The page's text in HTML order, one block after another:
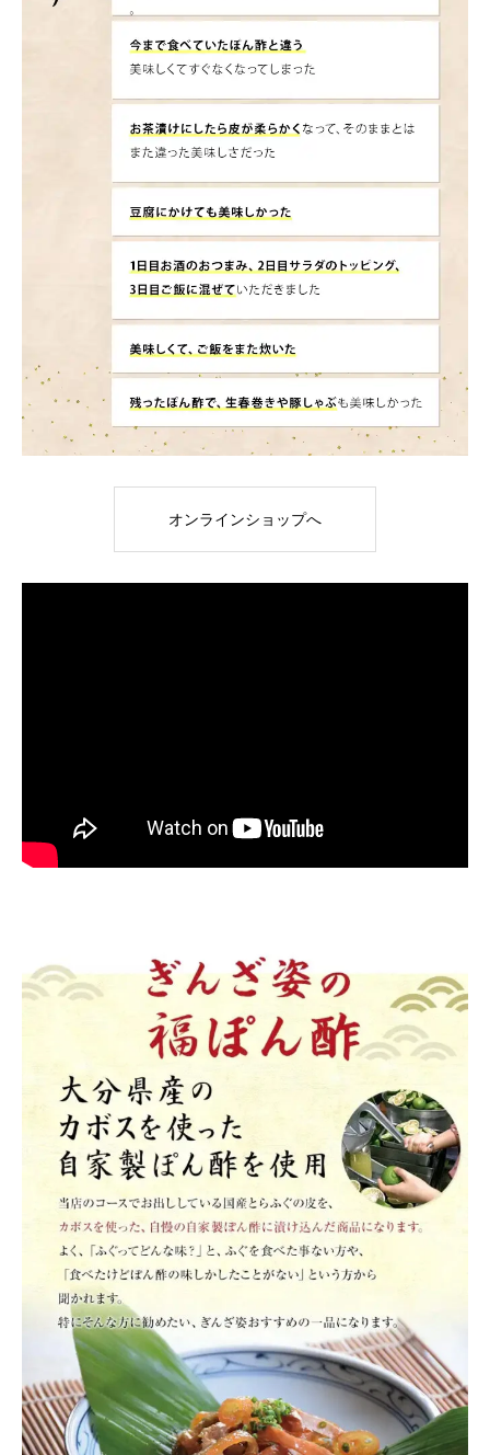
オンラインショップへ